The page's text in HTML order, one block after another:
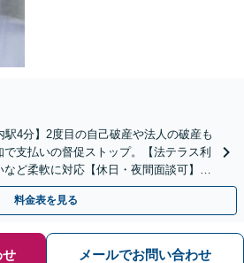
駅4分】2度目の自己破産や法人の破産も
支払いの督促ストップ。【法テラス利
ど柔軟に対応【休日・夜間面談可】
可】
料金表を見る
メールでお問い合わせ